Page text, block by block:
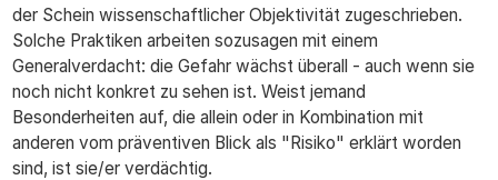
der Schein wissenschaftlicher Objektivität zugeschrieben.
Solche Praktiken arbeiten sozusagen mit einem
Generalverdacht: die Gefahr wächst überall - auch wenn sie
noch nicht konkret zu sehen ist. Weist jemand
Besonderheiten auf, die allein oder in Kombination mit
anderen vom präventiven Blick als "Risiko" erklärt worden
sind, ist sie/er verdächtig.